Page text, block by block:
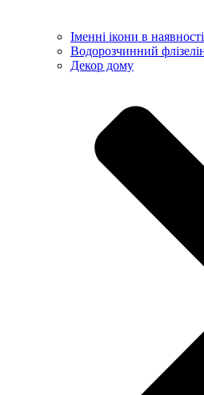
Іменні ікони в наявності
Водорозчинний
Декор дому